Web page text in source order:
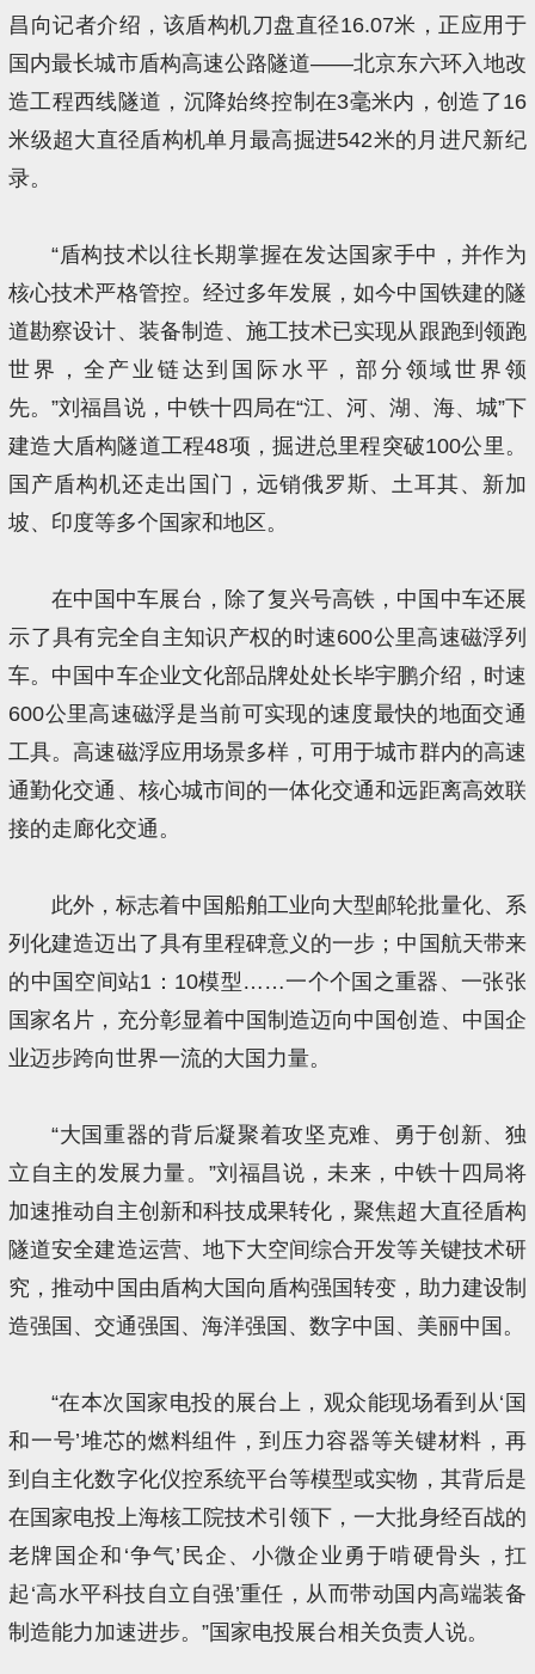
昌向记者介绍，该盾构机刀盘直径16.07米，正应用于
国内最长城市盾构高速公路隧道——北京东六环入地改
造工程西线隧道，沉降始终控制在3毫米内，创造了16
米级超大直径盾构机单月最高掘进542米的月进尺新纪
录。
“盾构技术以往长期掌握在发达国家手中，并作为
核心技术严格管控。经过多年发展，如今中国铁建的隧
道勘察设计、装备制造、施工技术已实现从跟跑到领跑
世界，全产业链达到国际水平，部分领域世界领
先。”刘福昌说，中铁十四局在“江、河、湖、海、城”下
建造大盾构隧道工程48项，掘进总里程突破100公里。
国产盾构机还走出国门，远销俄罗斯、土耳其、新加
坡、印度等多个国家和地区。
在中国中车展台，除了复兴号高铁，中国中车还展
示了具有完全自主知识产权的时速600公里高速磁浮列
车。中国中车企业文化部品牌处处长毕宇鹏介绍，时速
600公里高速磁浮是当前可实现的速度最快的地面交通
工具。高速磁浮应用场景多样，可用于城市群内的高速
通勤化交通、核心城市间的一体化交通和远距离高效联
接的走廊化交通。
此外，标志着中国船舶工业向大型邮轮批量化、系
列化建造迈出了具有里程碑意义的一步；中国航天带来
的中国空间站1：10模型……一个个国之重器、一张张
国家名片，充分彰显着中国制造迈向中国创造、中国企
业迈步跨向世界一流的大国力量。
“大国重器的背后凝聚着攻坚克难、勇于创新、独
立自主的发展力量。”刘福昌说，未来，中铁十四局将
加速推动自主创新和科技成果转化，聚焦超大直径盾构
隧道安全建造运营、地下大空间综合开发等关键技术研
究，推动中国由盾构大国向盾构强国转变，助力建设制
造强国、交通强国、海洋强国、数字中国、美丽中国。
“在本次国家电投的展台上，观众能现场看到从‘国
和一号’堆芯的燃料组件，到压力容器等关键材料，再
到自主化数字化仪控系统平台等模型或实物，其背后是
在国家电投上海核工院技术引领下，一大批身经百战的
老牌国企和‘争气’民企、小微企业勇于啃硬骨头，扛
起‘高水平科技自立自强’重任，从而带动国内高端装备
制造能力加速进步。”国家电投展台相关负责人说。